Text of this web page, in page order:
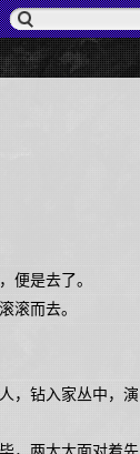
便是去了。
滚而去。
，钻入家丛中，演